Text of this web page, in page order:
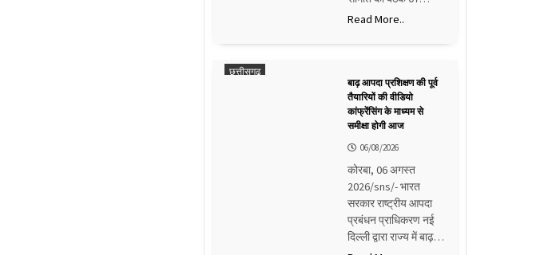
Read More..
छत्तीसगढ़
बाढ़ आपदा प्रशिक्षण की पूर्व
तैयारियों की वीडियो
कांफ्रेंसिंग के माध्यम से
समीक्षा होगी आज
06/08/2026
कोरबा, 06 अगस्त
2026/sns/- भारत
सरकार राष्ट्रीय आपदा
प्रबंधन प्राधिकरण नई
दिल्ली द्वारा राज्य में बाढ़…